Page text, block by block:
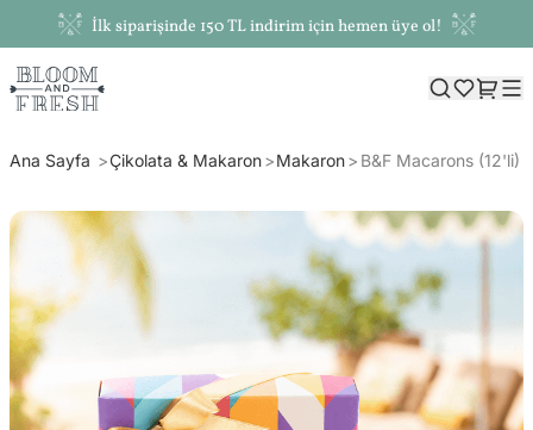
İlk siparişinde 150 TL indirim için hemen üye ol!
Ana Sayfa Çikolata & Makaron Makaron B&F Macarons (12'li)